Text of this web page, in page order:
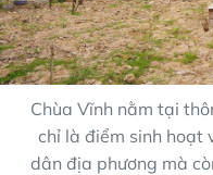
Chùa Vĩnh nằm tại
chỉ là điểm sinh hoạt
dân địa phương mà